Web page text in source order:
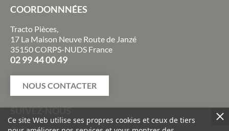
COORDONNNÉES
Tracto Pièces,
17 La Maison Neuve Route de Janzé
35150 CORPS-NUDS France
02 99 44 00 49
NOUS CONTACTER
SUIVEZ-NOUS
Ce site Web utilise ses propres cookies et ceux de tiers